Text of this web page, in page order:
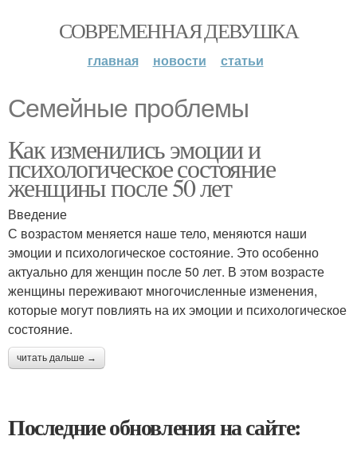
СОВРЕМЕННАЯ ДЕВУШКА
главная новости статьи
Семейные проблемы
Как изменились эмоции и
психологическое состояние
женщины после 50 лет
Введение
С возрастом меняется наше тело, меняются наши
эмоции и психологическое состояние. Это особенно
актуально для женщин после 50 лет. В этом возрасте
женщины переживают многочисленные изменения,
которые могут повлиять на их эмоции и психологическое
состояние.
читать дальше →
Последние обновления на сайте: